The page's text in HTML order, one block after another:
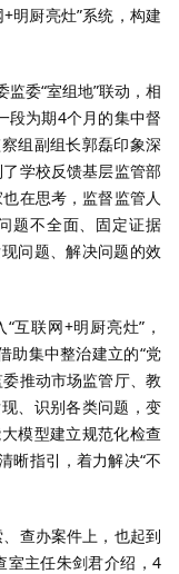
明厨亮灶”系统，构建
委“室组地”联动，相
段为期4个月的集中督
组副组长郭磊印象深
学校反馈基层监管部
在思考，监督监管人
题不全面、固定证据
问题、解决问题的效
互联网+明厨亮灶”，
助集中整治建立的“党
推动市场监管厅、教
、识别各类问题，变
模型建立规范化检查
晰指引，着力解决“不
查办案件上，也起到
室主任朱剑君介绍，4